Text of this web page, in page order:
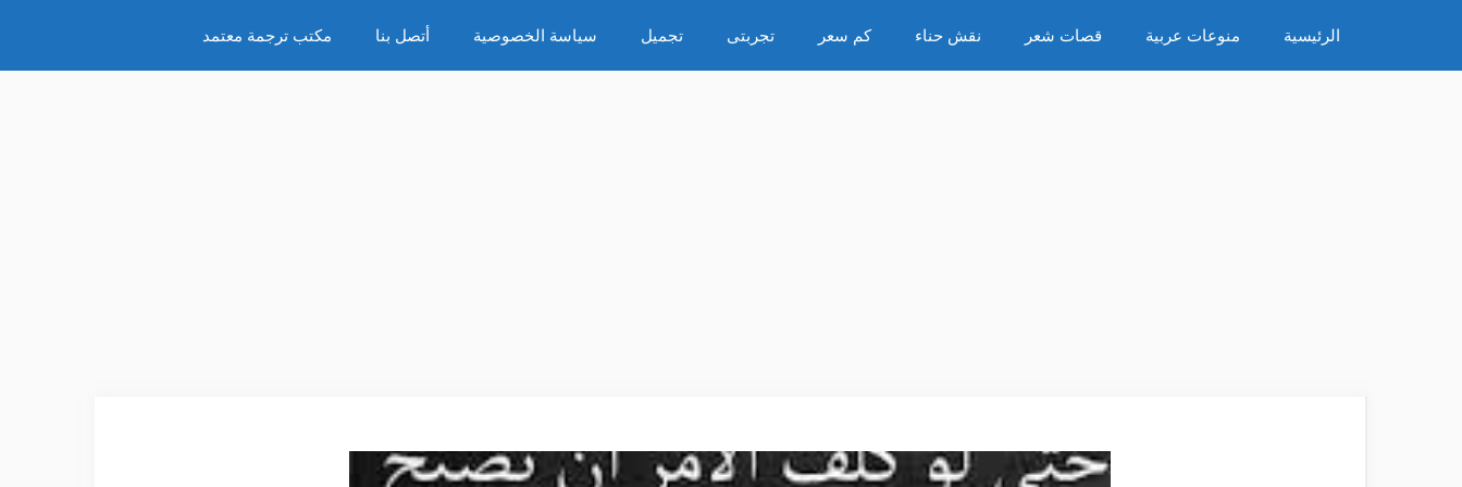
المحتوى
الرئيسية منوعات عربية قصات شعر نقش حناء كم سعر تجربتى تجميل سياسة الخصوصية أتصل بنا مكتب ترجمة معتمد